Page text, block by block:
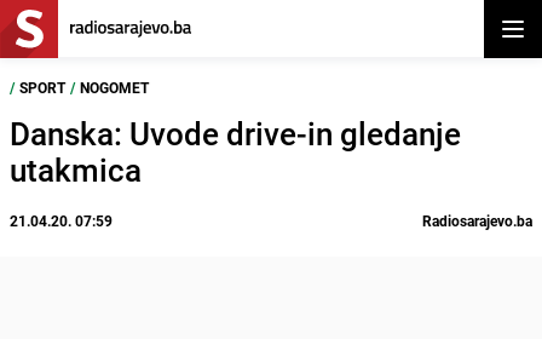
/ SPORT / NOGOMET
Danska: Uvode drive-in gledanje
utakmica
21.04.20. 07:59 Radiosarajevo.ba